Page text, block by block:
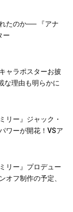
たのか── 『アナ
ー
ャラポスターお披
な理由も明らかに
リー』ジャック・
ワーが開花！VSア
リー』プロデュー
オフ制作の予定、